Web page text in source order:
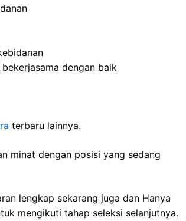
dengan baik
terbaru lainnya.
minat dengan posisi yang sedang
lengkap sekarang juga dan Hanya
mengikuti tahap seleksi selanjutnya.